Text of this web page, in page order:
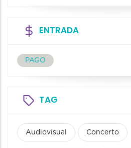
ENTRADA
PAGO
TAG
Audiovisual Concerto